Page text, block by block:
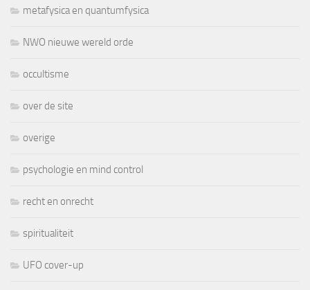
metafysica en quantumfysica
NWO nieuwe wereld orde
occultisme
over de site
overige
psychologie en mind control
recht en onrecht
spiritualiteit
UFO cover-up